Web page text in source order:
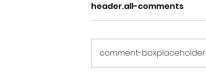
header.all-comments
comment-box.placeholder